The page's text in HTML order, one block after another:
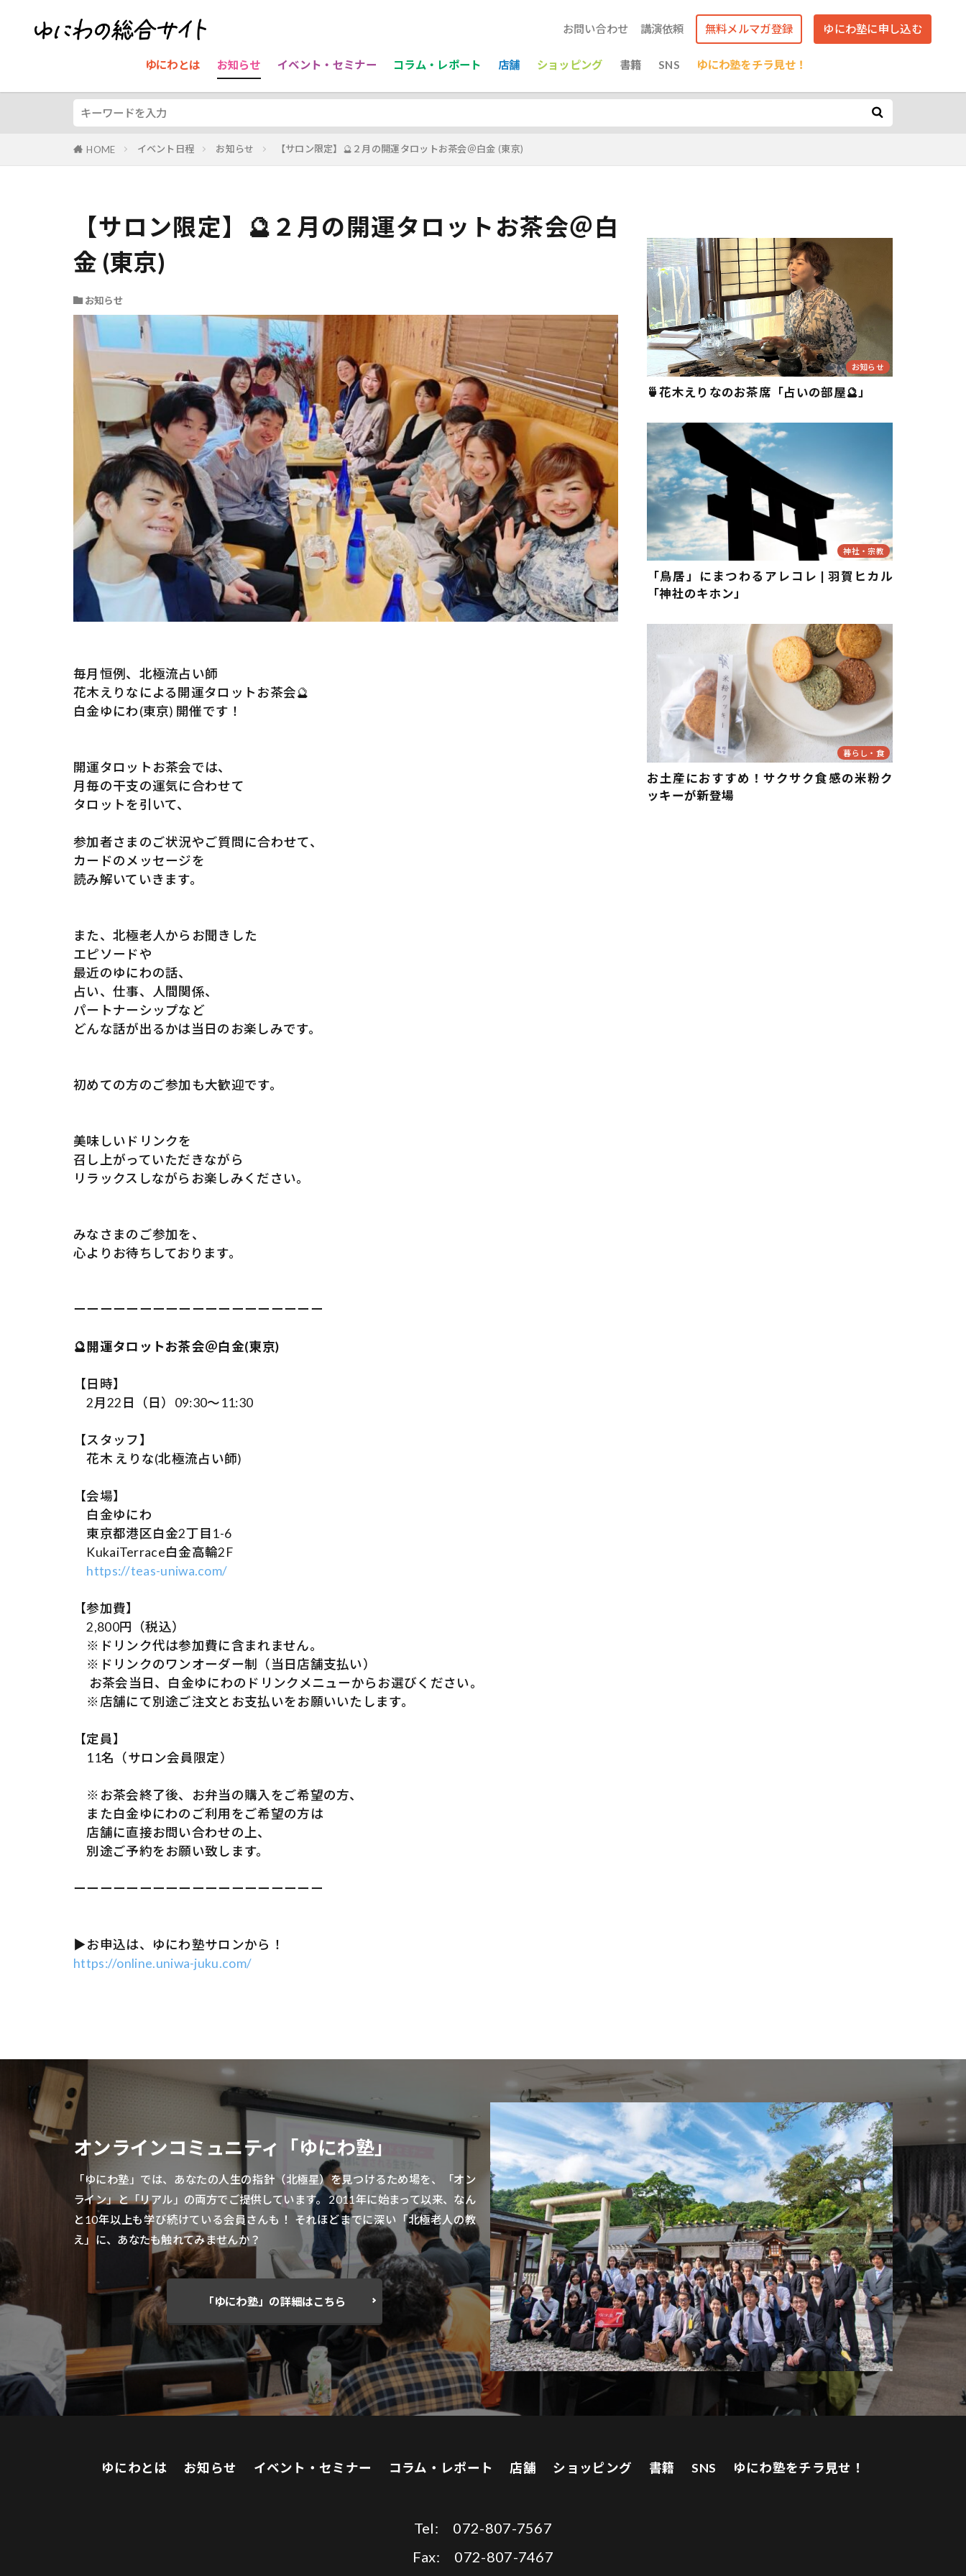
お問い合わせ 講演依頼 無料メルマガ登録 ゆにわ塾に申し込む
ゆにわとは お知らせ イベント・セミナー コラム・レポート 店舗 ショッピング 書籍 SNS ゆにわ塾をチラ見せ！
HOME イベント日程 お知らせ 【サロン限定】🔮２月の開運タロットお茶会＠白金 (東京)
【サロン限定】🔮２月の開運タロットお茶会＠白
金 (東京)
お知らせ
毎月恒例、北極流占い師
花木えりなによる開運タロットお茶会🔮
白金ゆにわ(東京) 開催です！
開運タロットお茶会では、
月毎の干支の運気に合わせて
タロットを引いて、
参加者さまのご状況やご質問に合わせて、
カードのメッセージを
読み解いていきます。
また、北極老人からお聞きした
エピソードや
最近のゆにわの話、
占い、仕事、人間関係、
パートナーシップなど
どんな話が出るかは当日のお楽しみです。
初めての方のご参加も大歓迎です。
美味しいドリンクを
召し上がっていただきながら
リラックスしながらお楽しみください。
みなさまのご参加を、
心よりお待ちしております。
ーーーーーーーーーーーーーーーーーーー
🔮開運タロットお茶会＠白金(東京)
【日時】
2月22日（日）09:30～11:30
【スタッフ】
花木 えりな(北極流占い師)
【会場】
白金ゆにわ
東京都港区白金2丁目1-6
KukaiTerrace白金高輪2F
https://teas-uniwa.com/
【参加費】
2,800円（税込）
※ドリンク代は参加費に含まれません。
※ドリンクのワンオーダー制（当日店舗支払い）
お茶会当日、白金ゆにわのドリンクメニューからお選びください。
※店舗にて別途ご注文とお支払いをお願いいたします。
【定員】
11名（サロン会員限定）
※お茶会終了後、お弁当の購入をご希望の方、
また白金ゆにわのご利用をご希望の方は
店舗に直接お問い合わせの上、
別途ご予約をお願い致します。
ーーーーーーーーーーーーーーーーーーー
▶お申込は、ゆにわ塾サロンから！
https://online.uniwa-juku.com/
お知らせ
🍵花木えりなのお茶席「占いの部屋🔮」
神社・宗教
「鳥居」にまつわるアレコレ | 羽賀ヒカル
「神社のキホン」
暮らし・食
お土産におすすめ！サクサク食感の米粉ク
ッキーが新登場
オンラインコミュニティ「ゆにわ塾」
「ゆにわ塾」では、あなたの人生の指針（北極星）を見つけるため場を、「オン
ライン」と「リアル」の両方でご提供しています。 2011年に始まって以来、なん
と10年以上も学び続けている会員さんも！ それほどまでに深い「北極老人の教
え」に、あなたも触れてみませんか？
「ゆにわ塾」の詳細はこちら
ゆにわとは お知らせ イベント・セミナー コラム・レポート 店舗 ショッピング 書籍 SNS ゆにわ塾をチラ見せ！
Tel: 072-807-7567
Fax: 072-807-7467